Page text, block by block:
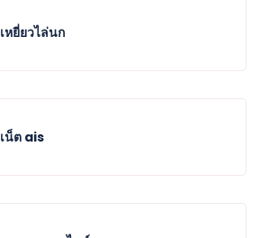
เหยี่ยวไล่นก
เน็ต ais